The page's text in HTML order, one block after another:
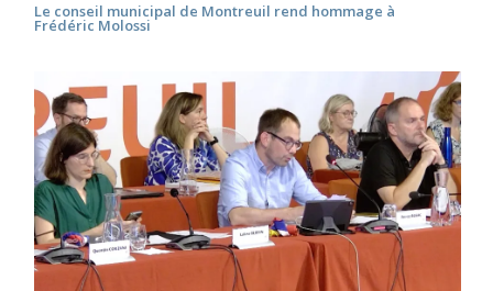
Le conseil municipal de Montreuil rend hommage à
Frédéric Molossi